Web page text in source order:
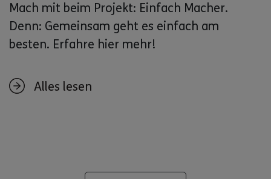
Mach mit beim Projekt: Einfach Macher.
Denn: Gemeinsam geht es einfach am
besten. Erfahre hier mehr!
Alles lesen